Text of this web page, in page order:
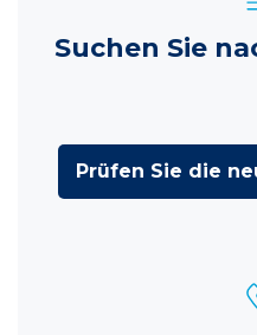
Suchen Sie
Prüfen Sie die